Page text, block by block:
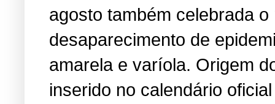
agosto também celebrada
desaparecimento de
amarela e varíola. Origem
inserido no calendário